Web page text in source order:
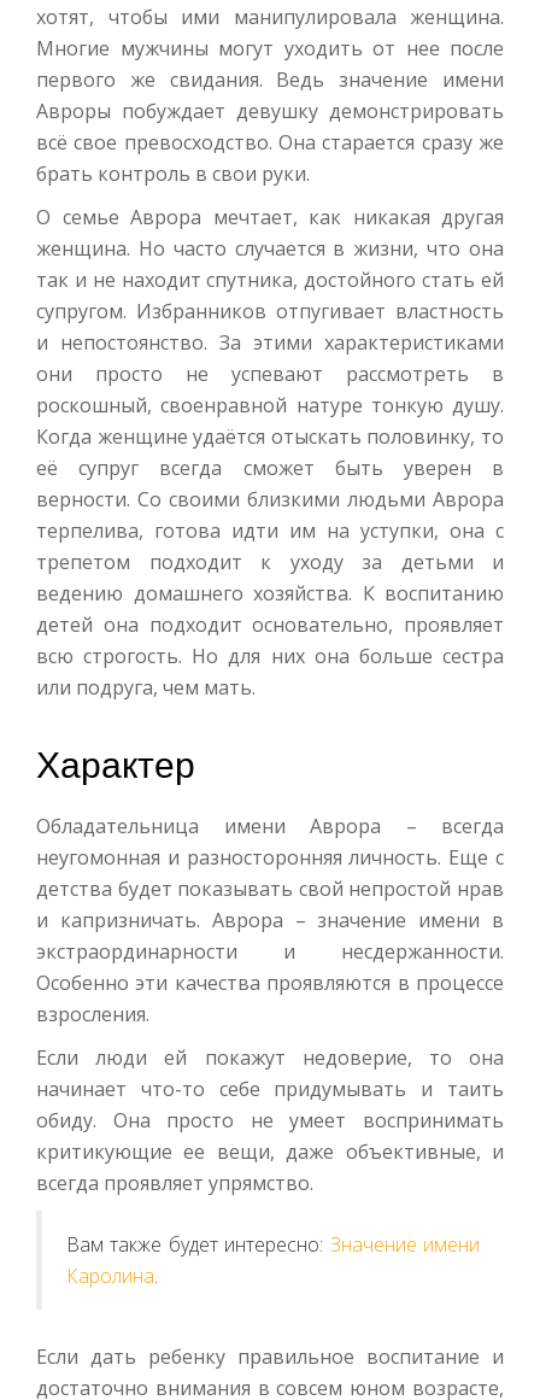
хотят, чтобы ими манипулировала женщина.
Многие мужчины могут уходить от нее после
первого же свидания. Ведь значение имени
Авроры побуждает девушку демонстрировать
всё свое превосходство. Она старается сразу же
брать контроль в свои руки.
О семье Аврора мечтает, как никакая другая
женщина. Но часто случается в жизни, что она
так и не находит спутника, достойного стать ей
супругом. Избранников отпугивает властность
и непостоянство. За этими характеристиками
они просто не успевают рассмотреть в
роскошный, своенравной натуре тонкую душу.
Когда женщине удаётся отыскать половинку, то
её супруг всегда сможет быть уверен в
верности. Со своими близкими людьми Аврора
терпелива, готова идти им на уступки, она с
трепетом подходит к уходу за детьми и
ведению домашнего хозяйства. К воспитанию
детей она подходит основательно, проявляет
всю строгость. Но для них она больше сестра
или подруга, чем мать.
Характер
Обладательница имени Аврора – всегда
неугомонная и разносторонняя личность. Еще с
детства будет показывать свой непростой нрав
и капризничать. Аврора – значение имени в
экстраординарности и несдержанности.
Особенно эти качества проявляются в процессе
взросления.
Если люди ей покажут недоверие, то она
начинает что-то себе придумывать и таить
обиду. Она просто не умеет воспринимать
критикующие ее вещи, даже объективные, и
всегда проявляет упрямство.
Вам также будет интересно: Значение имени
Каролина.
Если дать ребенку правильное воспитание и
достаточно внимания в совсем юном возрасте,